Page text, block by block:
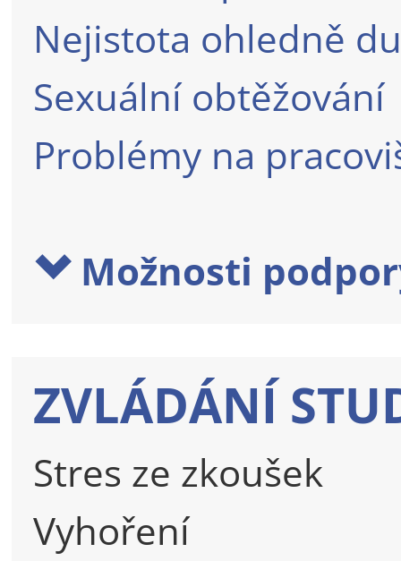
Nejistota ohledně
Sexuální obtěžování
Problémy na
Možnosti
ZVLÁDÁNÍ
Stres ze zkoušek
Vyhoření